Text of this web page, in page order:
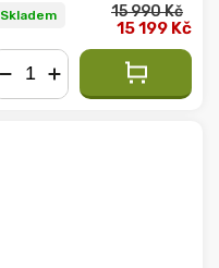
Skladem 15 990 Kč
15 199 Kč